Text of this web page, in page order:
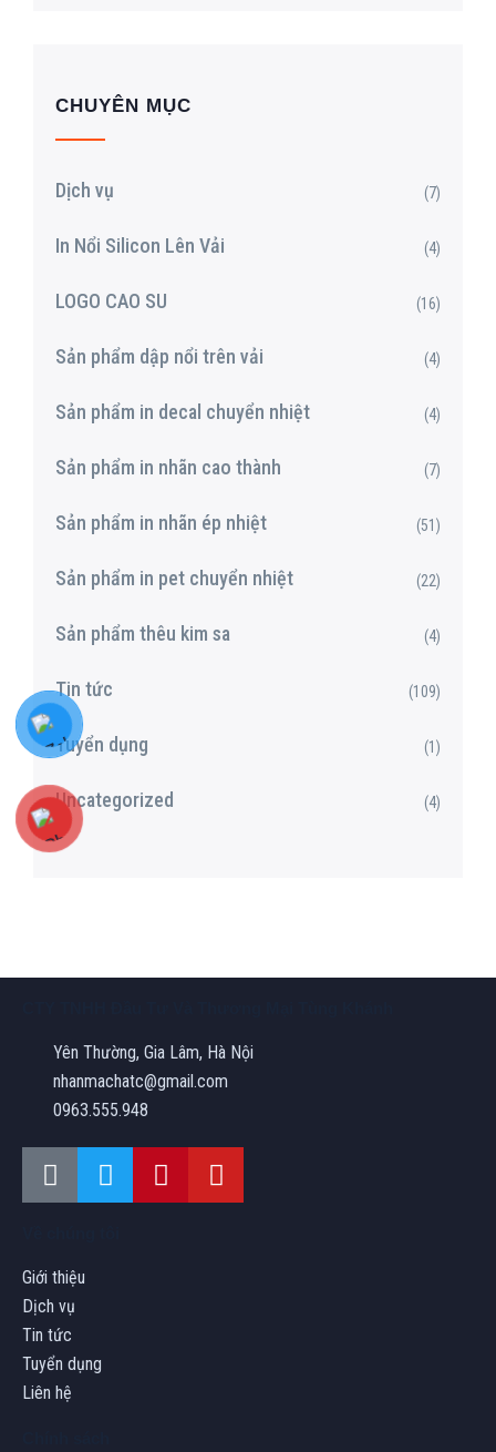
CHUYÊN MỤC
Dịch vụ (7)
In Nổi Silicon Lên Vải (4)
LOGO CAO SU (16)
Sản phẩm dập nổi trên vải (4)
Sản phẩm in decal chuyển nhiệt (4)
Sản phẩm in nhãn cao thành (7)
Sản phẩm in nhãn ép nhiệt (51)
Sản phẩm in pet chuyển nhiệt (22)
Sản phẩm thêu kim sa (4)
Tin tức (109)
Tuyển dụng (1)
Uncategorized (4)
Yên Thường, Gia Lâm, Hà Nội
nhanmachatc@gmail.com
0963.555.948
Giới thiệu
Dịch vụ
Tin tức
Tuyển dụng
Liên hệ